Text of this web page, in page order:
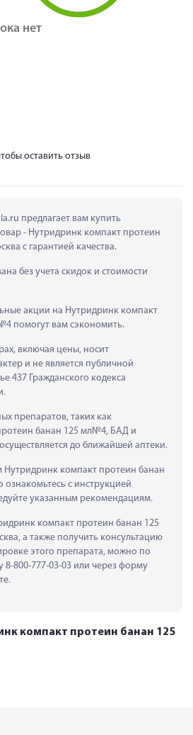
нет
оставить отзыв
предлагает вам купить
- Нутридринк компакт протеин
с гарантией качества.
без учета скидок и стоимости
акции на Нутридринк компакт
помогут вам сэкономить.
включая цены, носит
и не является публичной
437 Гражданского кодекса
препаратов, таких как
банан 125 мл№4, БАД и
до ближайшей аптеки.
Нутридринк компакт протеин банан
с инструкцией
указанным рекомендациям.
компакт протеин банан 125
а также получить консультацию
этого препарата, можно по
8-800-777-03-03 или через форму
компакт протеин банан 125